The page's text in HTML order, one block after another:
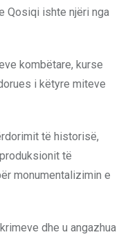
Qosiqi ishte njëri nga
kombëtare, kurse
i këtyre miteve
të historisë,
të
monumentalizimin e
dhe u angazhua